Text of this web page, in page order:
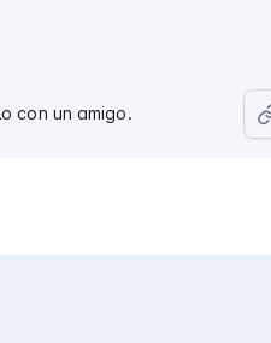
con un amigo.